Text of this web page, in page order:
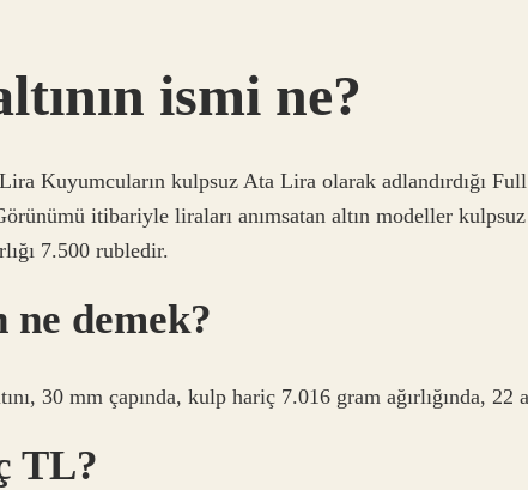
ismi ne?
Kuyumcuların kulpsuz Ata Lira olarak adlandırdığı
itibariyle liraları anımsatan altın modeller kulpsuz
7.500 rubledir.
ne demek?
30 mm çapında, kulp hariç 7.016 gram ağırlığında, 22
TL?